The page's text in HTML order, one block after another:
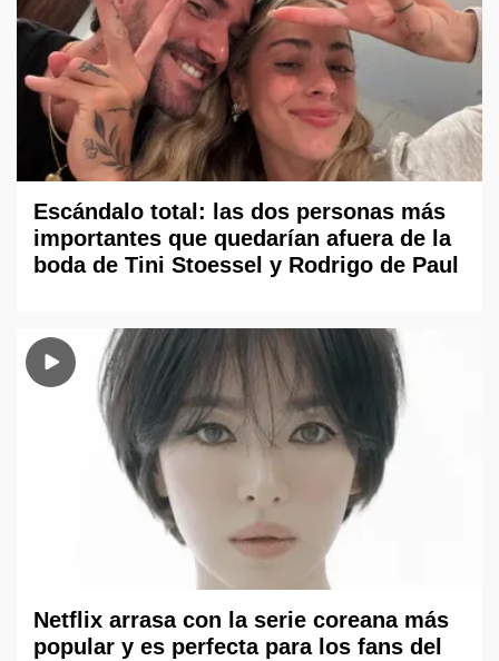
Escándalo total: las dos personas más
importantes que quedarían afuera de la
boda de Tini Stoessel y Rodrigo de Paul
Netflix arrasa con la serie coreana más
popular y es perfecta para los fans del